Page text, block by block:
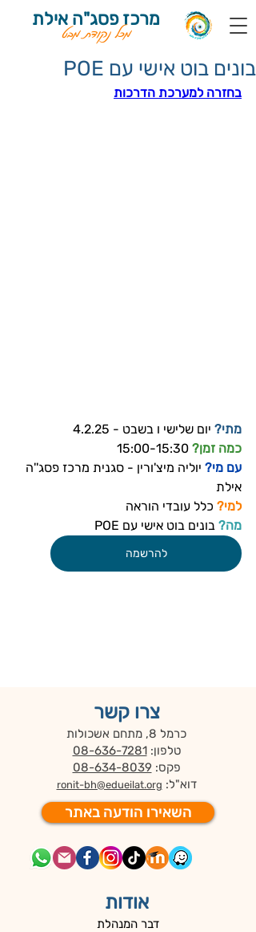
מרכז פסג"ה אילת
מכל נקודת מבט
בונים בוט אישי עם POE
בחזרה למערכת הדרכות
מתי? יום שלישי ו בשבט - 4.2.25
כמה זמן? 15:00-15:30
עם מי? יוליה מיצ'ורין - סגנית מרכז פסג''ה
אילת
למי? כלל עובדי הוראה
מה? בונים בוט אישי עם POE
להרשמה
צרו קשר
כרמל 8, מתחם אשכולות
טלפון: 08-636-7281
פקס: 08-634-8039
דוא"ל: ronit-bh@edueilat.org
השאירו הודעה באתר
אודות
דבר המנהלת